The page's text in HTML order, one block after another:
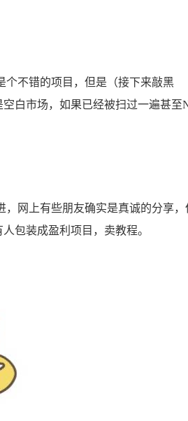
不错的项目，但是（接下来敲黑
白市场，如果已经被扫过一遍甚至
网上有些朋友确实是真诚的分享，
包装成盈利项目，卖教程。